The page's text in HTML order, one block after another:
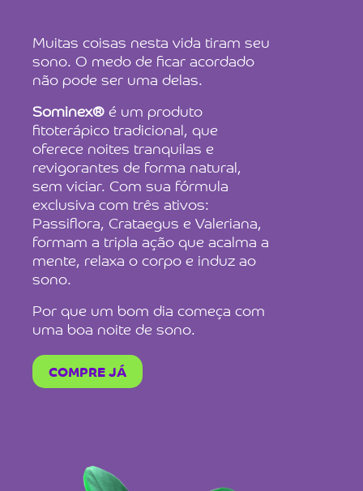
Muitas coisas nesta vida tiram seu
sono. O medo de ficar acordado
não pode ser uma delas.
Sominex® é um produto
fitoterápico tradicional, que
oferece noites tranquilas e
revigorantes de forma natural,
sem viciar. Com sua fórmula
exclusiva com três ativos:
Passiflora, Crataegus e Valeriana,
formam a tripla ação que acalma a
mente, relaxa o corpo e induz ao
sono.
Por que um bom dia começa com
uma boa noite de sono.
COMPRE JÁ